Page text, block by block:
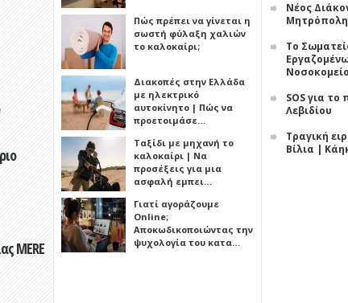
MERE
Πώς πρέπει να γίνεται η
σωστή φύλαξη χαλιών
το καλοκαίρι;
Διακοπές στην Ελλάδα
με ηλεκτρικό
αυτοκίνητο | Πώς να
προετοιμάσε…
Ταξίδι με μηχανή το
καλοκαίρι | Να
προσέξεις για μια
ασφαλή εμπει…
Γιατί αγοράζουμε
Online;
Αποκωδικοποιώντας την
ψυχολογία του κατα…
Νέος
Μητρόπολη
Το
SOS για
Λεβιδίου
Τραγική
Βίλια |